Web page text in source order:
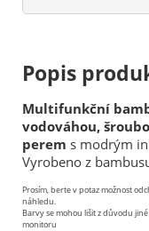
Popis
Multifunkční
vodováhou,
perem s modrým
Vyrobeno z
Prosím, berte v potaz možnost
náhledu.
Barvy se mohou lišit z důvodu
monitoru